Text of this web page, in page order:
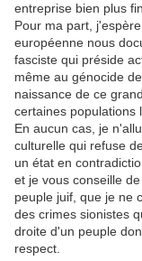
entreprise bien plus
Pour ma part,
européenne nous
fasciste qui préside
même au génocide
naissance de ce
certaines populations
En aucun cas, je
culturelle qui refuse
un état en
et je vous conseille
peuple juif, que je ne
des crimes sionistes
droite d'un peuple
respect.